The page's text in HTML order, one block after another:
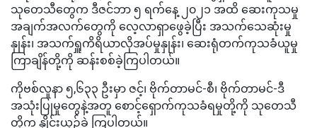
သုတေသီတွေက ဒီဇင်ဘာ ၅ ရက်နေ့ ၂၀၂၁ အထိ ဆေးကုသမှု
အချက်အလက်တွေကို လေ့လာရှာဖွေခဲ့ပြီး အသက်သေဆုံးမှု
နှုန်း၊ အသက်ရှူကိရိယာလိုအပ်မှုနှုန်း၊ ဆေးရုံတက်ကုသခံယူမှု
ကြာချိန်တို့ကို ဆန်းစစ်ခဲ့ကြပါတယ်။
ကိုဗစ်လူနာ ၅,၆၃၃ ဦးမှာ ဇင့်၊ ဗိုက်တာမင်-စီ၊ ဗိုက်တာမင်-ဒီ
အသုံးပြုမှုတွေနဲ့အတူ စောင့်ရှောက်ကုသခံရမှုတို့ကို သုတေသီ
တို့က နှိုင်းယှဉ်ခဲ့ ကြပါတယ်။